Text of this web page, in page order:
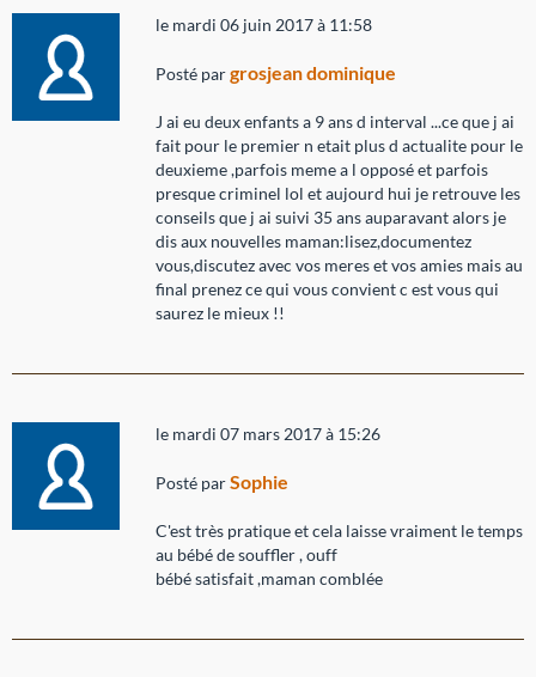
le mardi 06 juin 2017 à 11:58
Posté pargrosjean dominique
J ai eu deux enfants a 9 ans d interval ...ce que j ai
fait pour le premier n etait plus d actualite pour le
deuxieme ,parfois meme a l opposé et parfois
presque criminel lol et aujourd hui je retrouve les
conseils que j ai suivi 35 ans auparavant alors je
dis aux nouvelles maman:lisez,documentez
vous,discutez avec vos meres et vos amies mais au
final prenez ce qui vous convient c est vous qui
saurez le mieux !!
le mardi 07 mars 2017 à 15:26
Posté parSophie
C'est très pratique et cela laisse vraiment le temps
au bébé de souffler , ouff
bébé satisfait ,maman comblée